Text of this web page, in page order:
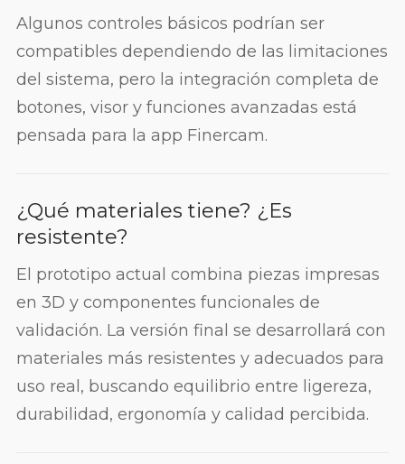
Algunos controles básicos podrían ser
compatibles dependiendo de las limitaciones
del sistema, pero la integración completa de
botones, visor y funciones avanzadas está
pensada para la app Finercam.
¿Qué materiales tiene? ¿Es
resistente?
El prototipo actual combina piezas impresas
en 3D y componentes funcionales de
validación. La versión final se desarrollará con
materiales más resistentes y adecuados para
uso real, buscando equilibrio entre ligereza,
durabilidad, ergonomía y calidad percibida.